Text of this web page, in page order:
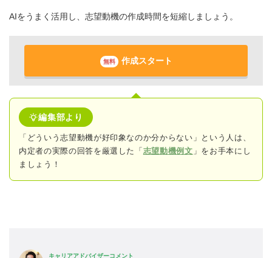
AIをうまく活用し、志望動機の作成時間を短縮しましょう。
無料 作成スタート
編集部より
「どういう志望動機が好印象なのか分からない」という人は、
内定者の実際の回答を厳選した「 志望動機例文 」をお手本にし
ましょう！
キャリアアドバイザーコメント